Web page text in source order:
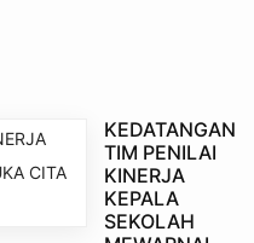
KEDATANGAN
TIM PENILAI
KINERJA
KEPALA
SEKOLAH